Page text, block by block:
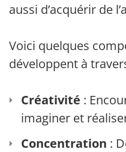
aussi d’acquérir de
Voici quelques
développent à
Créativité :
imaginer et
Concentration :